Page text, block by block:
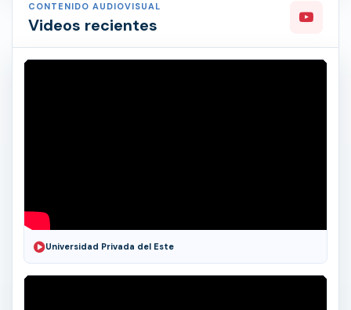
CONTENIDO AUDIOVISUAL
Videos recientes
Universidad Privada del Este